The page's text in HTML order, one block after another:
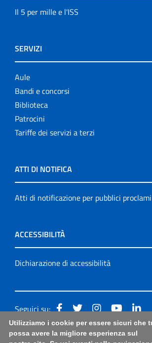
Il 5 per mille e l'ISS
SERVIZI
Aule
Bandi e concorsi
Biblioteca
Patrocini
Tariffe dei servizi a terzi
ATTI DI NOTIFICA
Atti di notificazione per pubblici proclami
ACCESSIBILITÀ
Dichiarazione di accessibilità
Seguici su:
Accessibilità: form di segnalazione di
Utilizziamo i cookie per essere sicuri che
possa avere la migliore esperienza sul